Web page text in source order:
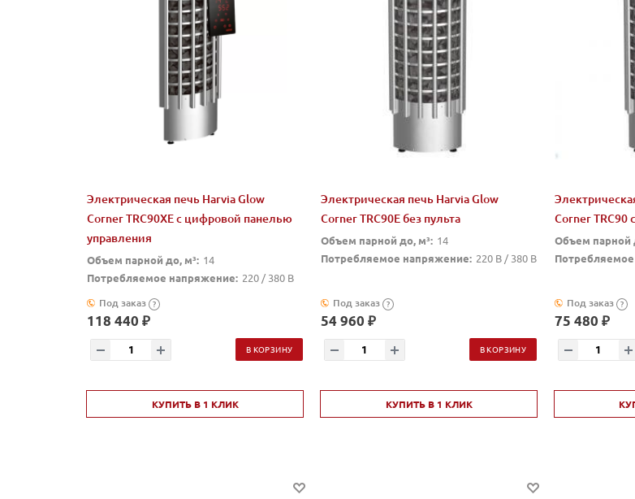
Электрическая печь Harvia Glow
Corner TRC90XE c цифровой панелью
управления
Объем парной до, м³: 14
Потребляемое напряжение: 220 / 380 В
Под заказ ?
118 440 ₽
В КОРЗИНУ
КУПИТЬ В 1 КЛИК
Электрическая печь Harvia Glow
Corner TRC90E без пульта
Объем парной до, м³: 14
Потребляемое напряжение: 220 В / 380 В
Под заказ ?
54 960 ₽
В КОРЗИНУ
КУПИТЬ В 1 КЛИК
Corner TRC90
Объем парной
Под заказ ?
75 480 ₽